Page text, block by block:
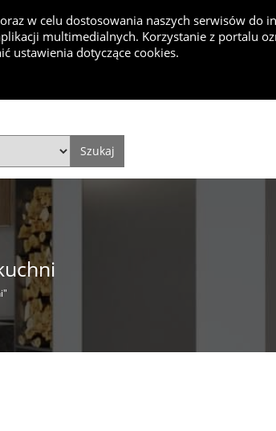
Dodaj projekt
Konkurs
w celu dostosowania naszych serwisów do
multimedialnych. Korzystanie z portalu
ustawienia dotyczące cookies.